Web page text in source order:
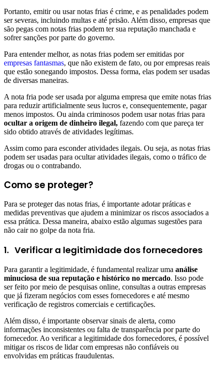
Portanto, emitir ou usar notas frias é crime, e as penalidades podem
ser severas, incluindo multas e até prisão. Além disso, empresas que
são pegas com notas frias podem ter sua reputação manchada e
sofrer sanções por parte do governo.
Para entender melhor, as notas frias podem ser emitidas por
empresas fantasmas, que não existem de fato, ou por empresas reais
que estão sonegando impostos. Dessa forma, elas podem ser usadas
de diversas maneiras.
A nota fria pode ser usada por alguma empresa que emite notas frias
para reduzir artificialmente seus lucros e, consequentemente, pagar
menos impostos. Ou ainda criminosos podem usar notas frias para
ocultar a origem de dinheiro ilegal, fazendo com que pareça ter
sido obtido através de atividades legítimas.
Assim como para esconder atividades ilegais. Ou seja, as notas frias
podem ser usadas para ocultar atividades ilegais, como o tráfico de
drogas ou o contrabando.
Como se proteger?
Para se proteger das notas frias, é importante adotar práticas e
medidas preventivas que ajudem a minimizar os riscos associados a
essa prática. Dessa maneira, abaixo estão algumas sugestões para
não cair no golpe da nota fria.
1. Verificar a legitimidade dos fornecedores
Para garantir a legitimidade, é fundamental realizar uma análise
minuciosa de sua reputação e histórico no mercado. Isso pode
ser feito por meio de pesquisas online, consultas a outras empresas
que já fizeram negócios com esses fornecedores e até mesmo
verificação de registros comerciais e certificações.
Além disso, é importante observar sinais de alerta, como
informações inconsistentes ou falta de transparência por parte do
fornecedor. Ao verificar a legitimidade dos fornecedores, é possível
mitigar os riscos de lidar com empresas não confiáveis ou
envolvidas em práticas fraudulentas.